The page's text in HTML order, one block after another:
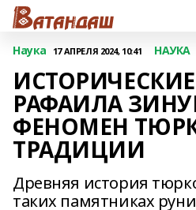
Наука 17 АПРЕЛЯ 2024, 10:41 НАУКА
РАФАИЛА
ФЕНОМЕН
ТРАДИЦИИ
Древняя история
таких памятниках